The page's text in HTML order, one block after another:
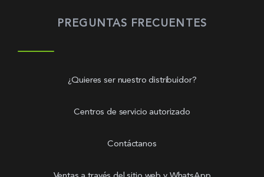
PREGUNTAS FRECUENTES
¿Quieres ser nuestro distribuidor?
Centros de servicio autorizado
Contáctanos